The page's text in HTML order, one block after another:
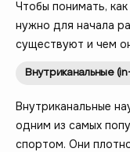
Чтобы понимать,
нужно для начала
существуют и чем
Внутриканальные
Внутриканальные
одним из самых
спортом. Они